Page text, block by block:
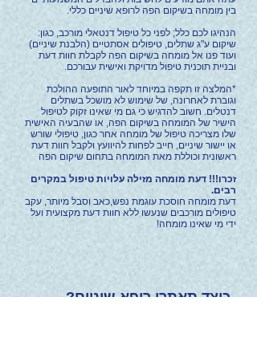
בין מומחה בשיקום הפה לרופא שיניים כללי.
הנהיגו לכם כלל; לפני כל טיפול דנטאלי מורכב, כגון:
שיקום ע"ג שתלים, טיפולים אסתטיים (הלבנת שיניים)
ועוד פנו אל מומחה בשיקום הפה לקבלת חוות דעת
ובניית תוכנית טיפול מדויקת ואישית עבורכם.
*המלצה זו תקפה במיוחד לאור התופעה ההולכת
וגוברת לאחרונה, של שימוש לא מושכל בשתלים
דנטלים. חשוב להדגיש כי גם מי שאינו זקוק לטיפול
הישיר של המומחה בשיקום הפה, או שהבעיה האישית
שלו מצריכה טיפול של מומחה אחר כגון, טיפולי שורש
או יישור שיניים, חייב לפחות להיוועץ ולקבל חוות דעת
ראשונית וכוללת מאת המומחה בתחום שיקום הפה
זכרו!!! דעת מומחה מזילה עלויות טיפול במקרים
רבים.
דעת מומחה חוסכת עוגמת נפש,כאב וסבל מיותר, עקב
טיפולים מורכבים שנעשו ללא חוות דעת מקצועית ועל
ידי מי שאינו מומחה!
?כיצד תאתרו רופא שיניים